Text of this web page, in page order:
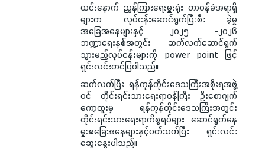
ယင်းနောက် ညွှန်ကြားရေးမှူးရုံး တာဝန်ခံအရာရှိ
များက လုပ်ငန်းဆောင်ရွက်ပြီးစီး ခဲ့မှု
အခြေအနေများနှင့် ၂၀၂၅ -၂၀၂၆
ဘဏ္ဍာရေးနှစ်အတွင်း ဆက်လက်ဆောင်ရွက်
သွားမည့်လုပ်ငန်းများကို power point ဖြင့်
ရှင်းလင်းတင်ပြပါသည်။
ဆက်လက်ပြီး ရန်ကုန်တိုင်းဒေသကြီးအစိုးရအဖွဲ့
ဝင် တိုင်းရင်းသားရေးရာဝန်ကြီး ဦးစောဂျက်
ကော့ထူးမှ ရန်ကုန်တိုင်းဒေသကြီးအတွင်း
တိုင်းရင်းသားရေးရာကိစ္စရပ်များ ဆောင်ရွက်နေ
မှုအခြေအနေများနှင့်ပတ်သက်ပြီး ရှင်းလင်း
ဆွေးနွေးပါသည်။